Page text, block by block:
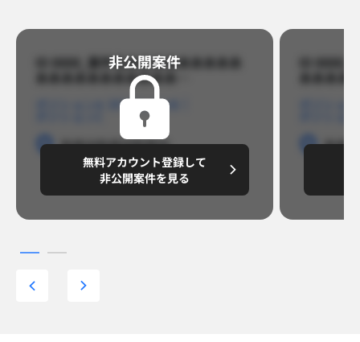
ID 8888_案件名あああああああああ
あああああああああああ…​
ポジションB
勤務地勤務地勤務地
～8,888,8888円/月
非公開案件​
無料アカウント登録して
非公開案件を見る
ID
勤務地